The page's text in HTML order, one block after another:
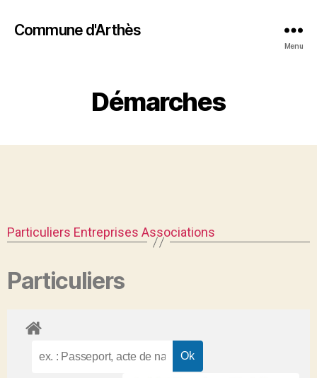
Commune d'Arthès
Menu
Démarches
Particuliers Entreprises Associations
Particuliers